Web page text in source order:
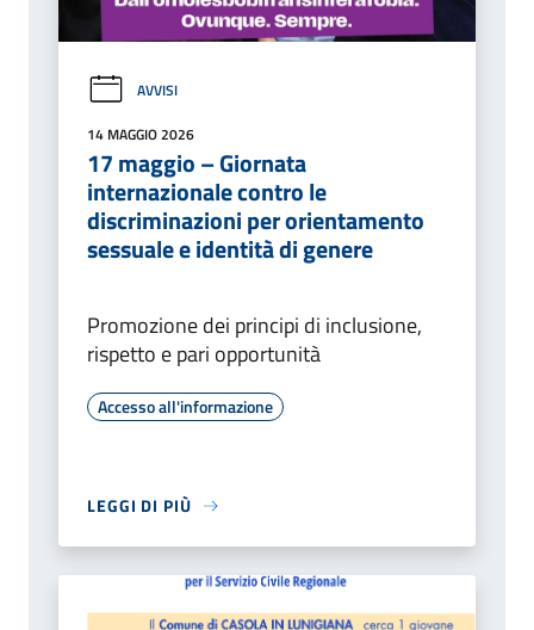
AVVISI
14 MAGGIO 2026
17 maggio – Giornata
internazionale contro le
discriminazioni per orientamento
sessuale e identità di genere
Promozione dei principi di inclusione,
rispetto e pari opportunità
Accesso all'informazione
LEGGI DI PIÙ